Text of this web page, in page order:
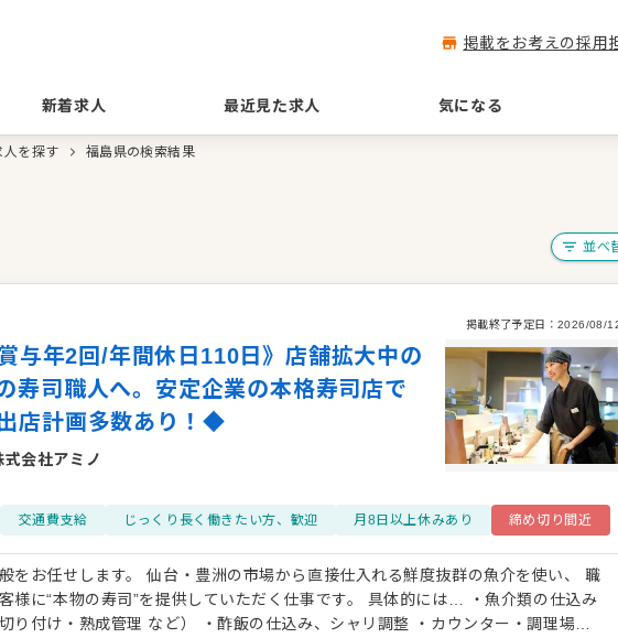
掲載をお考えの採用
新着求人 最近見た求人 気になる
人を探す 福島県の検索結果
並べ
掲載終了予定日： 2026/08/
与年2回/年間休日110日》店舗拡大中の
寿司職人へ。安定企業の本格寿司店で
店計画多数あり！◆
式会社アミノ
交通費支給 じっくり長く働きたい方、歓迎 月8日以上休みあり 締め切り間近
をお任せします。 仙台・豊洲の市場から直接仕入れる鮮度抜群の魚介を使い、 職
本物の寿司”を提供していただく仕事です。 具体的には… ・魚介類の仕込み
切り付け・熟成管理 など） ・酢飯の仕込み、シャリ調整 ・カウンター・調理場で